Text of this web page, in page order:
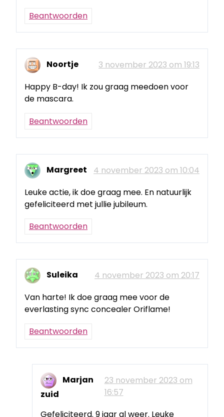
Beantwoorden
Noortje
3 november 2023 om 19:13
Happy B-day! Ik zou graag meedoen voor
de mascara.
Beantwoorden
Margreet
4 november 2023 om 10:04
Leuke actie, ik doe graag mee. En natuurlijk
gefeliciteerd met jullie jubileum.
Beantwoorden
Suleika
4 november 2023 om 20:17
Van harte! Ik doe graag mee voor de
everlasting sync concealer Oriflame!
Beantwoorden
Marjan
zuid
23 november 2023 om
16:57
Gefeliciteerd. 9 jaar al weer. Leuke